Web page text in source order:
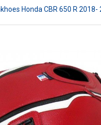
Honda CBR 650 R 2018-